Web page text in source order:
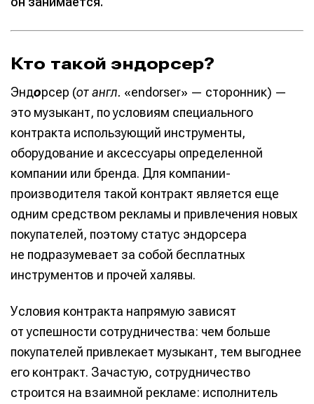
Кто такой эндорсер?
Эндорсер (от англ. «endorser» — сторонник) —
это музыкант, по условиям специального
контракта использующий инструменты,
оборудование и аксессуары определенной
компании или бренда. Для компании-
производителя такой контракт является еще
одним средством рекламы и привлечения новых
покупателей, поэтому статус эндорсера
не подразумевает за собой бесплатных
инструментов и прочей халявы.
Условия контракта напрямую зависят
от успешности сотрудничества: чем больше
покупателей привлекает музыкант, тем выгоднее
его контракт. Зачастую, сотрудничество
строится на взаимной рекламе: исполнитель